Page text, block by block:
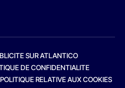
SUR ATLANTICO
DE CONFIDENTIALITE
POLITIQUE RELATIVE AUX COOKIES